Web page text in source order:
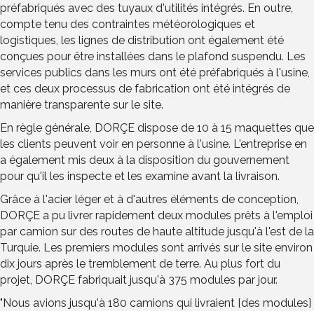
préfabriqués avec des tuyaux d'utilités intégrés. En outre,
compte tenu des contraintes météorologiques et
logistiques, les lignes de distribution ont également été
conçues pour être installées dans le plafond suspendu. Les
services publics dans les murs ont été préfabriqués à l'usine,
et ces deux processus de fabrication ont été intégrés de
manière transparente sur le site.
En règle générale, DORÇE dispose de 10 à 15 maquettes que
les clients peuvent voir en personne à l'usine. L'entreprise en
a également mis deux à la disposition du gouvernement
pour qu'il les inspecte et les examine avant la livraison.
Grâce à l'acier léger et à d'autres éléments de conception,
DORÇE a pu livrer rapidement deux modules prêts à l'emploi
par camion sur des routes de haute altitude jusqu'à l'est de la
Turquie. Les premiers modules sont arrivés sur le site environ
dix jours après le tremblement de terre. Au plus fort du
projet, DORÇE fabriquait jusqu'à 375 modules par jour.
"Nous avions jusqu'à 180 camions qui livraient [des modules]